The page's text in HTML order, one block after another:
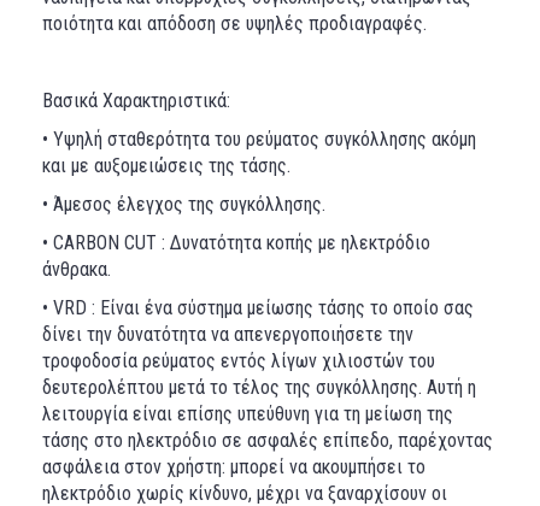
ποιότητα και απόδοση σε υψηλές προδιαγραφές.
Βασικά Χαρακτηριστικά:
• Υψηλή σταθερότητα του ρεύματος συγκόλλησης ακόμη
και με αυξομειώσεις της τάσης.
• Άμεσος έλεγχος της συγκόλλησης.
• CARBON CUT : Δυνατότητα κοπής με ηλεκτρόδιο
άνθρακα.
• VRD : Είναι ένα σύστημα μείωσης τάσης το οποίο σας
δίνει την δυνατότητα να απενεργοποιήσετε την
τροφοδοσία ρεύματος εντός λίγων χιλιοστών του
δευτερολέπτου μετά το τέλος της συγκόλλησης. Αυτή η
λειτουργία είναι επίσης υπεύθυνη για τη μείωση της
τάσης στο ηλεκτρόδιο σε ασφαλές επίπεδο, παρέχοντας
ασφάλεια στον χρήστη: μπορεί να ακουμπήσει το
ηλεκτρόδιο χωρίς κίνδυνο, μέχρι να ξαναρχίσουν οι